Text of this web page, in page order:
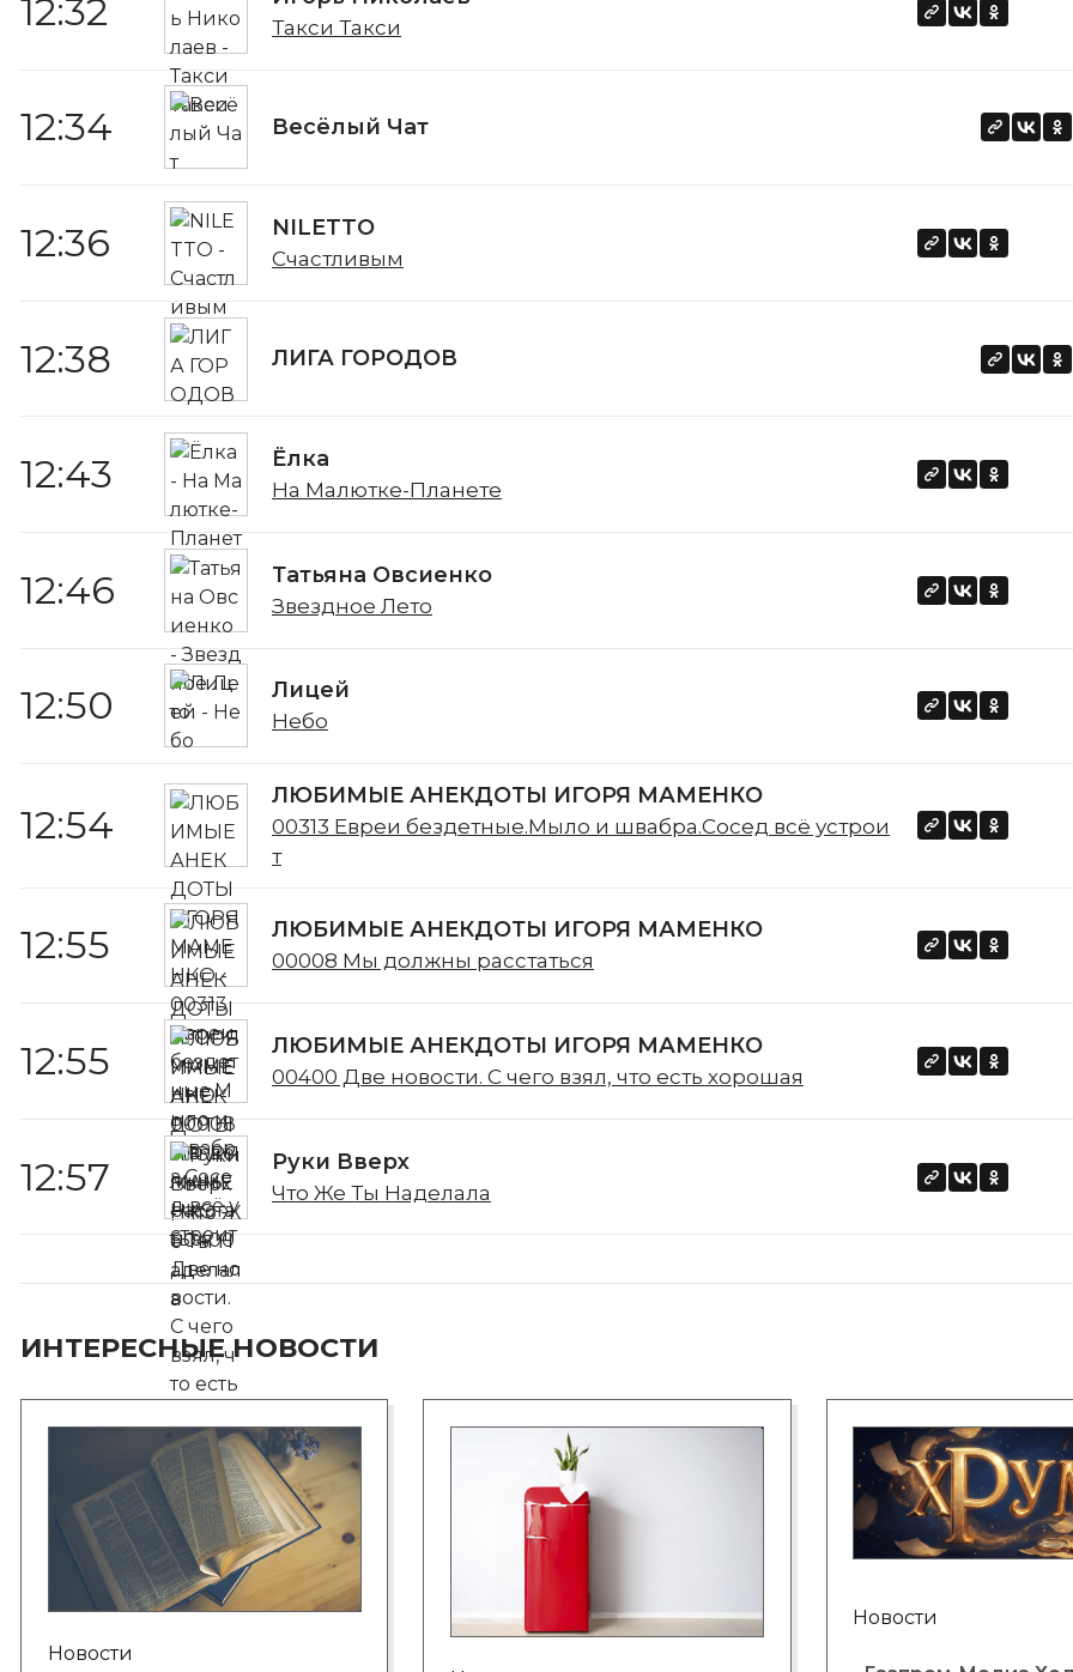
12:32 Такси Такси
12:34 Весёлый Чат
12:36 NILETTO
Счастливым
12:38 ЛИГА ГОРОДОВ
12:43 Ёлка
На Малютке-Планете
12:46 Татьяна Овсиенко
Звездное Лето
12:50 Лицей
Небо
12:54
ЛЮБИМЫЕ АНЕКДОТЫ ИГОРЯ МАМЕНКО
00313 Евреи бездетные.Мыло и швабра.Сосед всё устрои
т
12:55 ЛЮБИМЫЕ АНЕКДОТЫ ИГОРЯ МАМЕНКО
00008 Мы должны расстаться
12:55 ЛЮБИМЫЕ АНЕКДОТЫ ИГОРЯ МАМЕНКО
00400 Две новости. С чего взял, что есть хорошая
12:57 Руки Вверх
Что Же Ты Наделала
ИНТЕРЕСНЫЕ НОВОСТИ
Новости
Новости